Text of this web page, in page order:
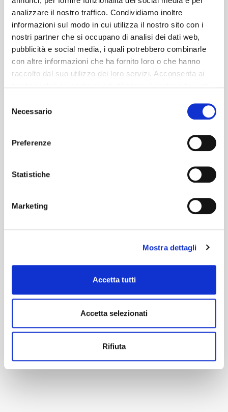
analizzare il nostro traffico. Condividiamo inoltre
informazioni sul modo in cui utilizza il nostro sito con i
nostri partner che si occupano di analisi dei dati web,
pubblicità e social media, i quali potrebbero combinarle
con altre informazioni che ha fornito loro o che hanno
raccolto dal suo utilizzo dei loro servizi. Acconsenta ai
delNecessario
Preferenze
Statistiche
Marketing
Mostra dettagli
Accetta tutti
Accetta selezionati
Rifiuta